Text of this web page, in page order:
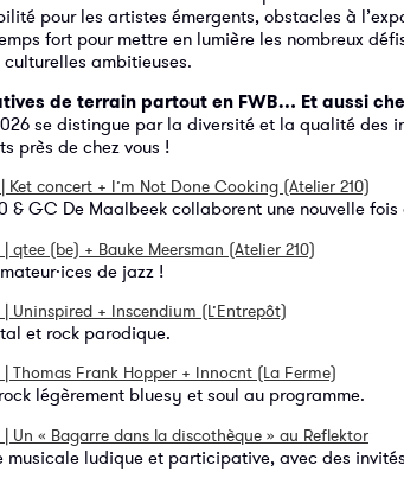
pour les artistes émergents, obstacles à
fort pour mettre en lumière les nombreux
ambitieuses.
de terrain partout en FWB… Et aussi
se distingue par la diversité et la qualité des
près de chez vous !
Ket concert + I’m Not Done Cooking (Atelier 210)
& GC De Maalbeek collaborent une nouvelle
qtee (be) + Bauke Meersman (Atelier 210)
de jazz !
Uninspired + Inscendium (L’Entrepôt)
et rock parodique.
Thomas Frank Hopper + Innocnt (La Ferme)
légèrement bluesy et soul au programme.
Un « Bagarre dans la discothèque » au Reflektor
musicale ludique et participative, avec des